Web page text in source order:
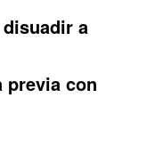
a
previa con